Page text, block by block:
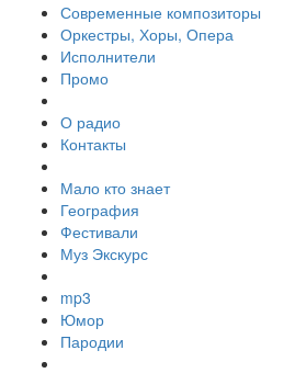
Современные композиторы
Оркестры, Хоры, Опера
Исполнители
Промо
О радио
Контакты
Мало кто знает
География
Фестивали
Муз Экскурс
mp3
Юмор
Пародии